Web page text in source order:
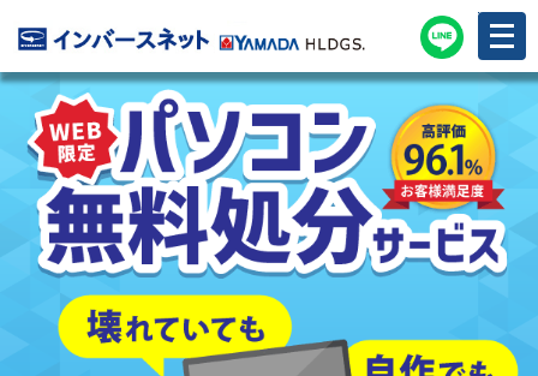
メ
ニ
ュ
ー
開
く